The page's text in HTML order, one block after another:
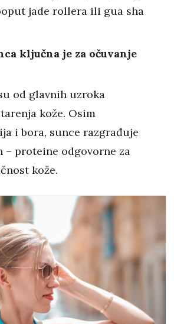
jade rollera ili gua sha
ključna je za očuvanje
od glavnih uzroka
kože. Osim
i bora, sunce razgrađuje
– proteine odgovorne za
kože.